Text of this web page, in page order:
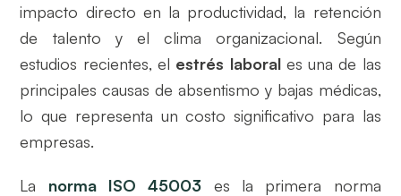
impacto directo en la productividad, la retención
de talento y el clima organizacional. Según
estudios recientes, el estrés laborales una de las
principales causas de absentismo y bajas médicas,
lo que representa un costo significativo para las
empresas.
La norma ISO 45003 es la primera norma